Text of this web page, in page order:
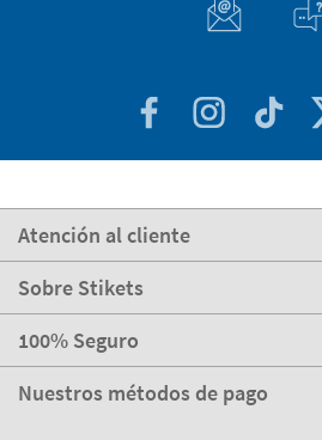
Atención al cliente
Sobre Stikets
100% Seguro
Nuestros métodos de pago